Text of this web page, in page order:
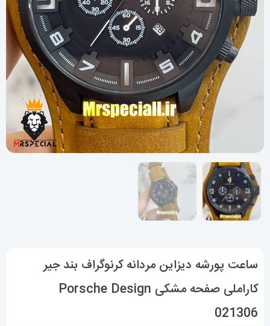
ساعت پورشه دیزاین مردانه کرنوگراف بند جیر
کاراملی صفحه مشکی Porsche Design
021306